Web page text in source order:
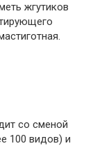
жгутиков
со сменой
100 видов) и